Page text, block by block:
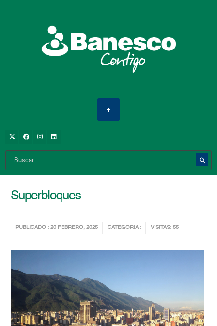
Superbloques
PUBLICADO : 20 FEBRERO, 2025 CATEGORIA : VISITAS: 55